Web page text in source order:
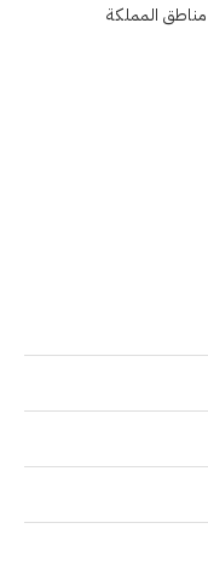
مناطق المملكة